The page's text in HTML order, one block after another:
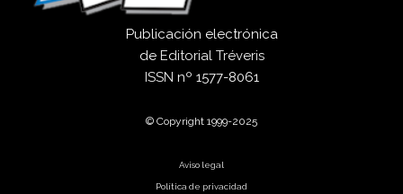
Publicación electrónica
de Editorial Tréveris
ISSN nº 1577-8061
© Copyright 1999-2025
Aviso legal
Política de privacidad